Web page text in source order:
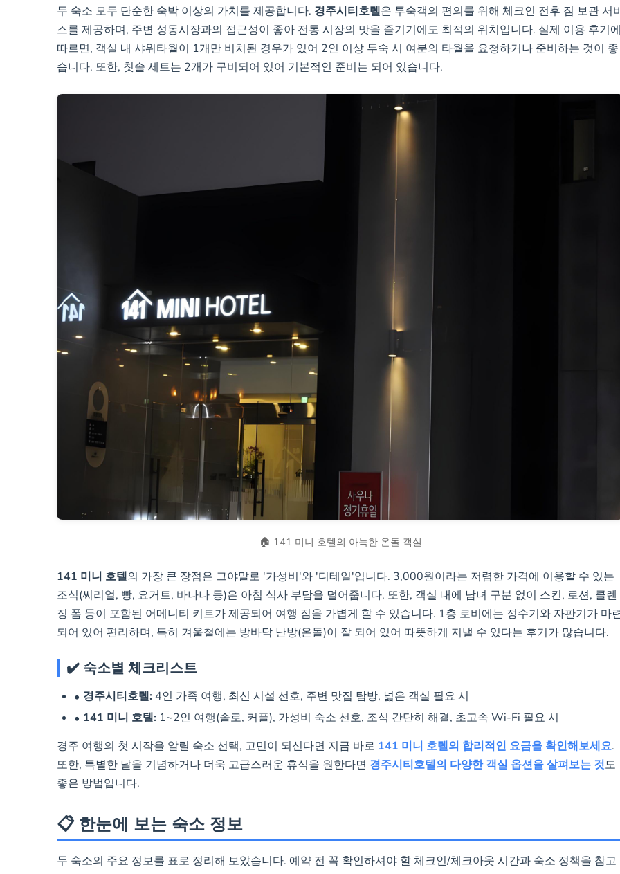
두 숙소 모두 단순한 숙박 이상의 가치를 제공합니다. 경주시티호텔은 투숙객의 편의를 위해 체크인 전후 짐 보관 서
스를 제공하며, 주변 성동시장과의 접근성이 좋아 전통 시장의 맛을 즐기기에도 최적의 위치입니다. 실제 이용 후기
따르면, 객실 내 샤워타월이 1개만 비치된 경우가 있어 2인 이상 투숙 시 여분의 타월을 요청하거나 준비하는 것이 좋
습니다. 또한, 칫솔 세트는 2개가 구비되어 있어 기본적인 준비는 되어 있습니다.
🏠 141 미니 호텔의 아늑한 온돌 객실
141 미니 호텔의 가장 큰 장점은 그야말로 '가성비'와 '디테일'입니다. 3,000원이라는 저렴한 가격에 이용할 수 있는
조식(씨리얼, 빵, 요거트, 바나나 등)은 아침 식사 부담을 덜어줍니다. 또한, 객실 내에 남녀 구분 없이 스킨, 로션, 클렌
징 폼 등이 포함된 어메니티 키트가 제공되어 여행 짐을 가볍게 할 수 있습니다. 1층 로비에는 정수기와 자판기가 마
되어 있어 편리하며, 특히 겨울철에는 방바닥 난방(온돌)이 잘 되어 있어 따뜻하게 지낼 수 있다는 후기가 많습니다.
✔️ 숙소별 체크리스트
경주시티호텔: 4인 가족 여행, 최신 시설 선호, 주변 맛집 탐방, 넓은 객실 필요 시
141 미니 호텔: 1~2인 여행(솔로, 커플), 가성비 숙소 선호, 조식 간단히 해결, 초고속 Wi-Fi 필요 시
경주 여행의 첫 시작을 알릴 숙소 선택, 고민이 되신다면 지금 바로 141 미니 호텔의 합리적인 요금을 확인해보세요.
또한, 특별한 날을 기념하거나 더욱 고급스러운 휴식을 원한다면 경주시티호텔의 다양한 객실 옵션을 살펴보는 것도
좋은 방법입니다.
📋 한눈에 보는 숙소 정보
두 숙소의 주요 정보를 표로 정리해 보았습니다. 예약 전 꼭 확인하셔야 할 체크인/체크아웃 시간과 숙소 정책을 참고